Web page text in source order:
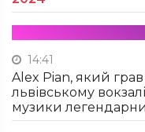
14:41
Alex Pian, який
львівському
музики